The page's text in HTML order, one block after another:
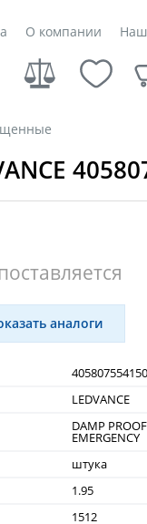
О компании
аналоги
LEDVANCE
DAMP
EMERGENCY
штука
1.95
1512